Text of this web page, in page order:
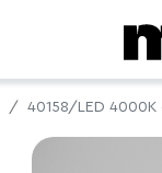
40158/LED 4000K